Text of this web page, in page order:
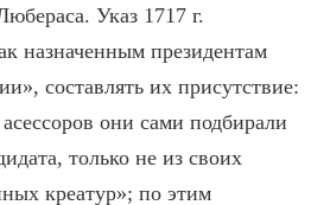
Указ 1717 г.
назначенным президентам
составлять их присутствие:
они сами подбирали
только не из своих
креатур»; по этим